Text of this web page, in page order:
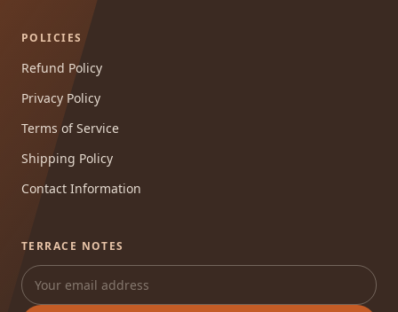
POLICIES
Refund Policy
Privacy Policy
Terms of Service
Shipping Policy
Contact Information
TERRACE NOTES